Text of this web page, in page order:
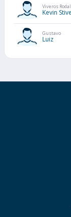
Viveros
Kevin
Gustavo
Luiz